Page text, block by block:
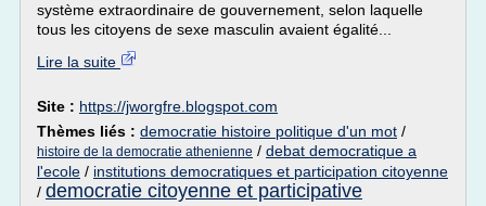
système extraordinaire de gouvernement, selon laquelle
tous les citoyens de sexe masculin avaient égalité...
Lire la suite
Site : https://jworgfre.blogspot.com
Thèmes liés : democratie histoire politique d'un mot /
histoire de la democratie athenienne / debat democratique a
l'ecole / institutions democratiques et participation citoyenne
/ democratie citoyenne et participative